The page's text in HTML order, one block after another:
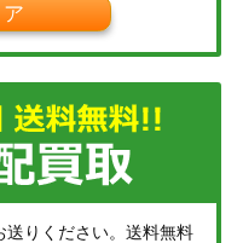
りください。送料無料